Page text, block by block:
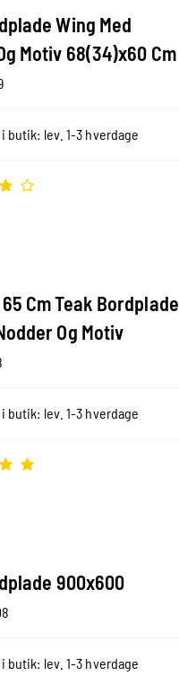
Wing Med
Motiv 68(34)x60 Cm
i butik: lev. 1-3 hverdage
Cm Teak Bordplade
Og Motiv
i butik: lev. 1-3 hverdage
900x600
i butik: lev. 1-3 hverdage